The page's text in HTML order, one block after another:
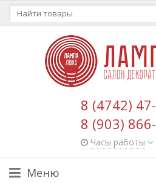
8 (4742)
8 (903)
Часы работы
Меню